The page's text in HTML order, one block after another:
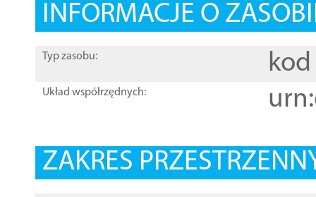
INFORMACJE O
Typ zasobu: kod
Układ współrzędnych:
ZAKRES